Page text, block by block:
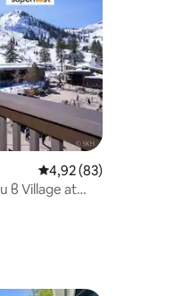
Средна оценка:
4,92 (83)
в Village at